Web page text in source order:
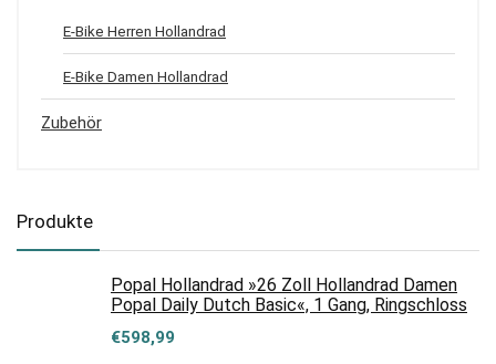
E-Bike Herren Hollandrad
E-Bike Damen Hollandrad
Zubehör
Produkte
Popal Hollandrad »26 Zoll Hollandrad Damen
Popal Daily Dutch Basic«, 1 Gang, Ringschloss
€598,99